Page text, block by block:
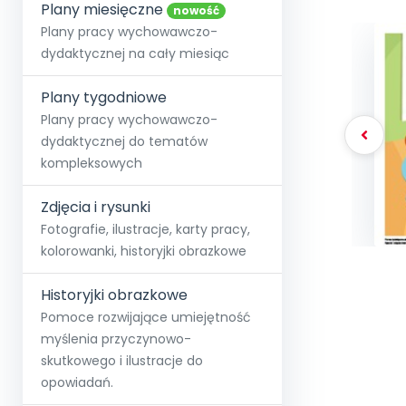
Społeczność
+48 12 631 04 10
kontakt@blizejprzedszkola.pl
O miesięczniku
Strona główna
Strefy,
O Akademii
Akademia
Poznaj pakiet MAX
Testuj przez 7 dni
E-
∞Pakiet
Pełen
Wszystkie projekty
Skontaktuj się
Dodaj wpis
Plany miesięczne nowość
Plany pracy wychowawczo-
dydaktycznej na cały miesiąc
Plany tygodniowe
Plany pracy wychowawczo-
dydaktycznej do tematów
kompleksowych
Zdjęcia i rysunki
Fotografie, ilustracje, karty pracy,
kolorowanki, historyjki obrazkowe
Historyjki obrazkowe
Pomoce rozwijające umiejętność
myślenia przyczynowo-
skutkowego i ilustracje do
opowiadań.